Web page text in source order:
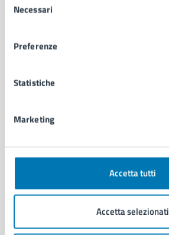
delNecessari
Preferenze
Statistiche
Marketing
Accetta tutti
Accetta selezionati
Uffici
Personale amministrativo
Intranet, posta aziendale e protocollo
CATEGORIE DI SERVIZIO
Documenti e certificati
Educazione e formazione